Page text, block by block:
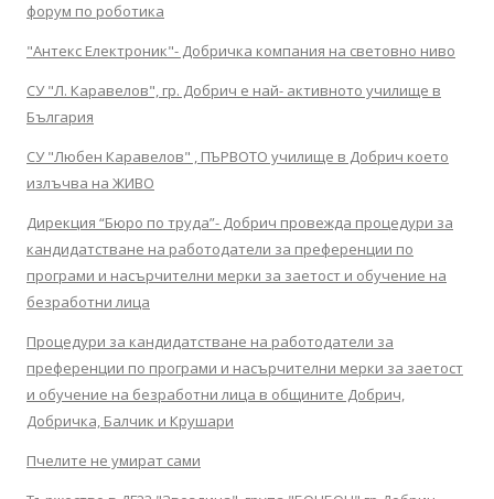
форум по роботика
"Антекс Електроник"- Добричка компания на световно ниво
СУ "Л. Каравелов", гр. Добрич е най- активното училище в
България
СУ "Любен Каравелов" , ПЪРВОТО училище в Добрич което
излъчва на ЖИВО
Дирекция “Бюро по труда”- Добрич провежда процедури за
кандидатстване на работодатели за преференции по
програми и насърчителни мерки за заетост и обучение на
безработни лица
Процедури за кандидатстване на работодатели за
преференции по програми и насърчителни мерки за заетост
и обучение на безработни лица в общините Добрич,
Добричка, Балчик и Крушари
Пчелите не умират сами